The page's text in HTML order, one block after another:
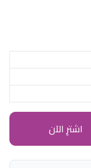
اشترِ الآن